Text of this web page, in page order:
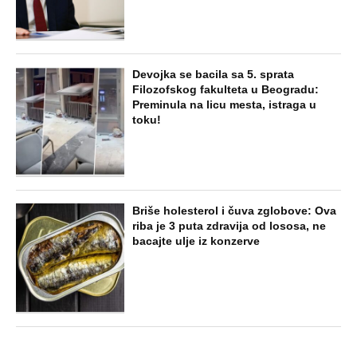
Devojka se bacila sa 5. sprata
Filozofskog fakulteta u Beogradu:
Preminula na licu mesta, istraga u
toku!
Briše holesterol i čuva zglobove: Ova
riba je 3 puta zdravija od lososa, ne
bacajte ulje iz konzerve